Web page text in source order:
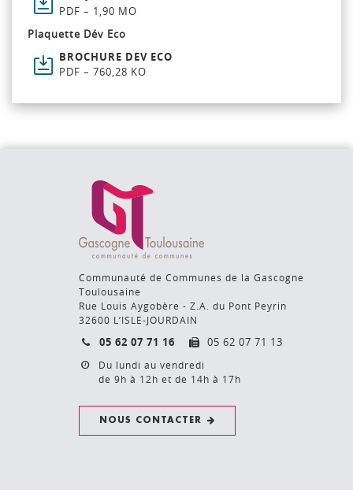
PDF – 1,90 MO
Plaquette Dév Eco
BROCHURE DEV ECO
PDF – 760,28 KO
Communauté de Communes de la Gascogne
Toulousaine
Rue Louis Aygobère - Z.A. du Pont Peyrin
32600 L’ISLE-JOURDAIN
05 62 07 71 16 05 62 07 71 13
Du lundi au vendredi
de 9h à 12h et de 14h à 17h
NOUS CONTACTER